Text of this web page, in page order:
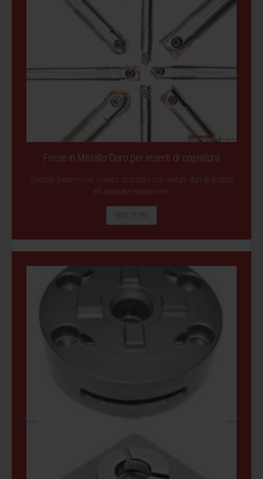
Frese in Metallo Duro per inserti di copiatura
Speciali frese mono inserto costruite con metalli duri di qualità
ed accurate lavorazioni.
VEDI DI PIÙ